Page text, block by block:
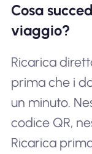
Cosa
viaggio?
Ricarica
prima che i
un minuto.
codice QR,
Ricarica